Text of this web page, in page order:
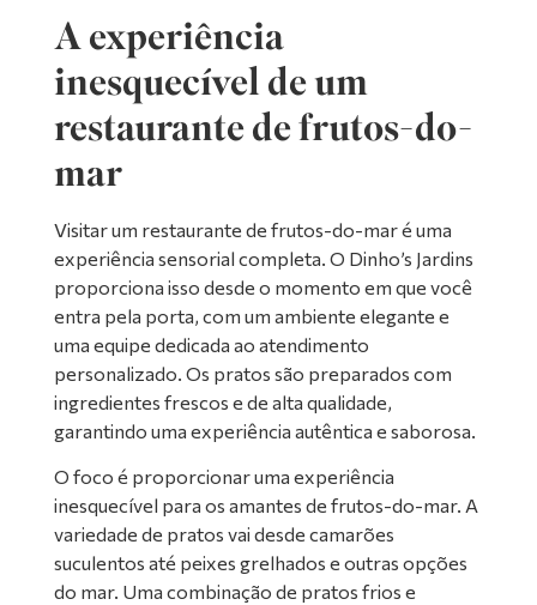
A experiência
inesquecível de um
restaurante de frutos-do-
mar
Visitar um restaurante de frutos-do-mar é uma
experiência sensorial completa. O Dinho’s Jardins
proporciona isso desde o momento em que você
entra pela porta, com um ambiente elegante e
uma equipe dedicada ao atendimento
personalizado. Os pratos são preparados com
ingredientes frescos e de alta qualidade,
garantindo uma experiência autêntica e saborosa.
O foco é proporcionar uma experiência
inesquecível para os amantes de frutos-do-mar. A
variedade de pratos vai desde camarões
suculentos até peixes grelhados e outras opções
do mar. Uma combinação de pratos frios e